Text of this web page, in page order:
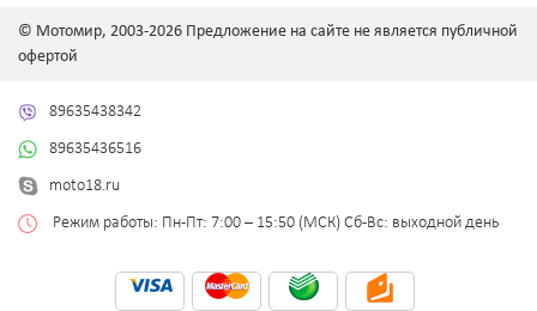
© Мотомир, 2003-2026 Предложение на сайте не является публичной
офертой
89635438342
89635436516
moto18.ru
Режим работы: Пн-Пт: 7:00 – 15:50 (МСК) Сб-Вс: выходной день